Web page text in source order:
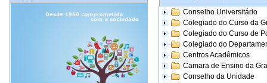
Conselho Universitário
Colegiado do Curso da
Colegiado do Curso de
Colegiado do
Centros Acadêmicos
Camara de Ensino da
Conselho da Unidade